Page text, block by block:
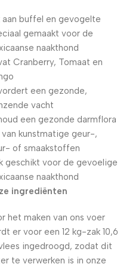
aan buffel en gevogelte
gemaakt voor de
naakthond
Cranberry, Tomaat en
een gezonde,
vacht
een gezonde darmflora
van kunstmatige geur-,
of smaakstoffen
geschikt voor de gevoelige
naakthond
ingrediënten
het maken van ons voer
er voor een 12 kg-zak 10,6
ingedroogd, zodat dit
te verwerken is in onze